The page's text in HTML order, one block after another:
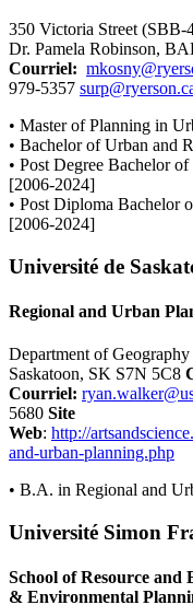
350 Victoria Street
Dr. Pamela Robinson,
Courriel:
979-5357
• Master of Planning in
• Bachelor of Urban and
• Post Degree Bachelor
[2006-2024]
• Post Diploma Bachelor
[2006-2024]
Université de
Regional and Urban
Department of
Saskatoon, SK S7N 5C8
Courriel:
5680 Site
Web: http://
and-urban-planning.php
• B.A. in Regional and
Université Simon
School of Resource and
& Environmental